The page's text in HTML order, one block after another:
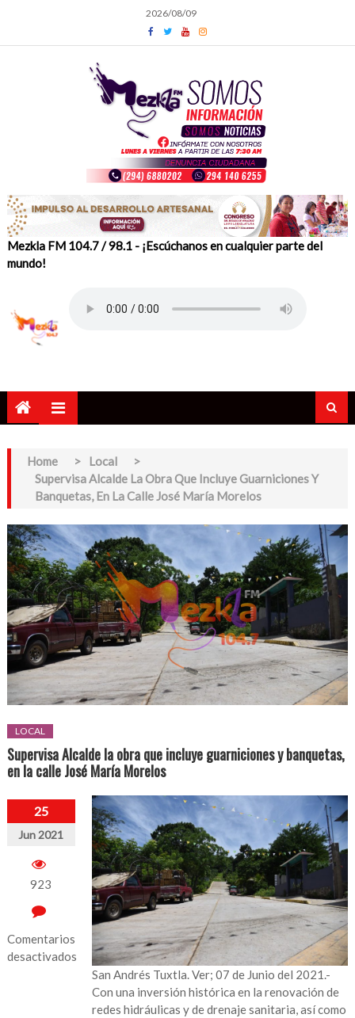
content
2026/08/09
Mezkla FM 104.7 / 98.1 - ¡Escúchanos en cualquier parte del
mundo!
Home > Local
>
Supervisa Alcalde La Obra Que Incluye Guarniciones Y
Banquetas, En La Calle José María Morelos
LOCAL
Supervisa Alcalde la obra que incluye guarniciones y banquetas,
en la calle José María Morelos
25
Jun 2021
923
Comentarios
desactivados
San Andrés Tuxtla. Ver; 07 de Junio del 2021.-
Con una inversión histórica en la renovación de
redes hidráulicas y de drenaje sanitaria, así como